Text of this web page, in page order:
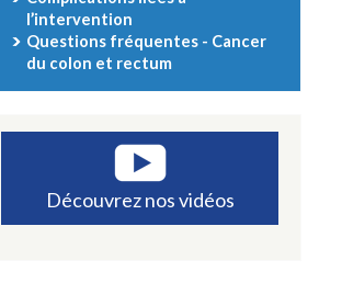
l’intervention
Questions fréquentes - Cancer
du colon et rectum
Découvrez nos vidéos